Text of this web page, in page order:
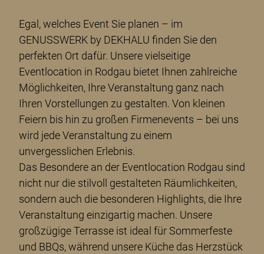
Egal, welches Event Sie planen – im
GENUSSWERK by DEKHALU finden Sie den
perfekten Ort dafür. Unsere vielseitige
Eventlocation in Rodgau bietet Ihnen zahlreiche
Möglichkeiten, Ihre Veranstaltung ganz nach
Ihren Vorstellungen zu gestalten. Von kleinen
Feiern bis hin zu großen Firmenevents – bei uns
wird jede Veranstaltung zu einem
unvergesslichen Erlebnis.
Das Besondere an der Eventlocation Rodgau sind
nicht nur die stilvoll gestalteten Räumlichkeiten,
sondern auch die besonderen Highlights, die Ihre
Veranstaltung einzigartig machen. Unsere
großzügige Terrasse ist ideal für Sommerfeste
und BBQs, während unsere Küche das Herzstück